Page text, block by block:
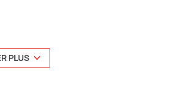
avec un jardin comprenant :
PLUS